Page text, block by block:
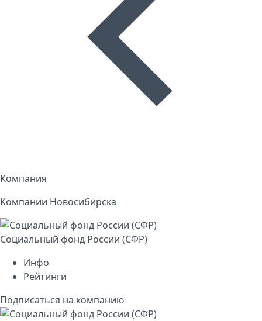
Компания
Компании Новосибирска
Социальный фонд России (СФР)
Инфо
Рейтинги
Подписаться на компанию